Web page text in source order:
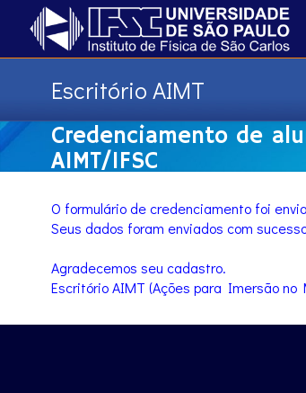
Escritório AIMT
Credenciamento de
AIMT/IFSC
O formulário de credenciamento foi
Seus dados foram enviados com
Agradecemos seu cadastro.
Escritório AIMT (Ações para Imersão no